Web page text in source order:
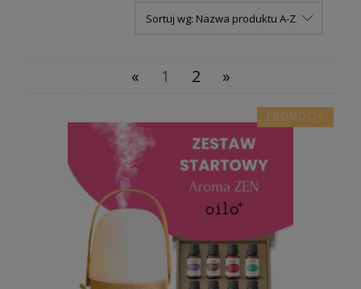
Sortuj wg: Nazwa produktu A-Z
« 1 2 »
PROMOCJA